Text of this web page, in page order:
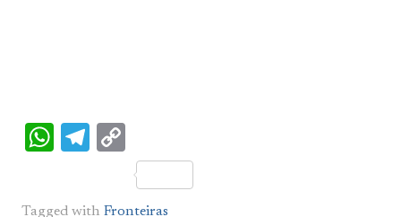
WhatsApp
Telegram
Link
Tagged with Fronteiras